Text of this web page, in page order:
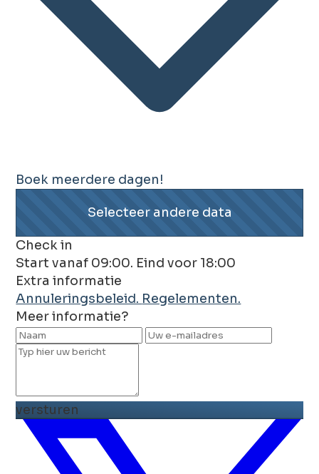
Boek meerdere dagen!
Selecteer andere data
Check in
Start vanaf 09:00. Eind voor 18:00
Extra informatie
Annuleringsbeleid. Regelementen.
Meer informatie?
versturen